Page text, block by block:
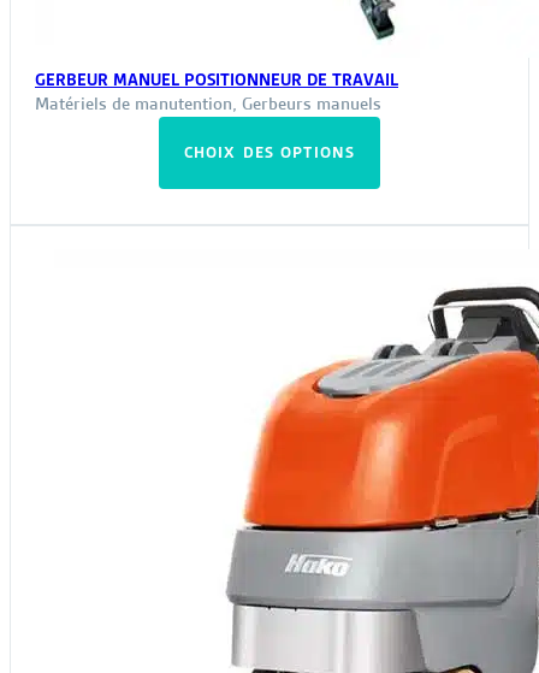
GERBEUR MANUEL POSITIONNEUR DE TRAVAIL
Matériels de manutention, Gerbeurs manuels
CHOIX DES OPTIONS
a
plusieurs
options
peuvent
être
choisies
sur
la
page